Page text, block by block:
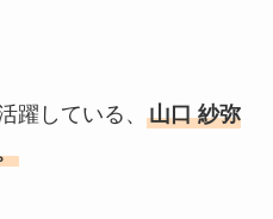
躍している、 山口 紗弥